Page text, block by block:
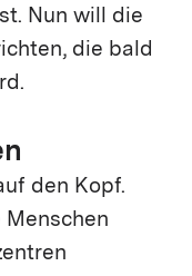
Nun will die
die bald
den Kopf.
Menschen